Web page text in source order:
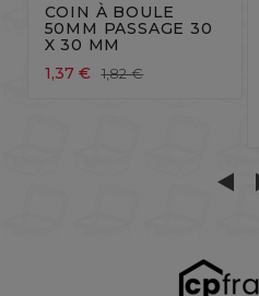
COIN À BOULE
50MM PASSAGE 30
X 30 MM
1,37 €
1,82 €